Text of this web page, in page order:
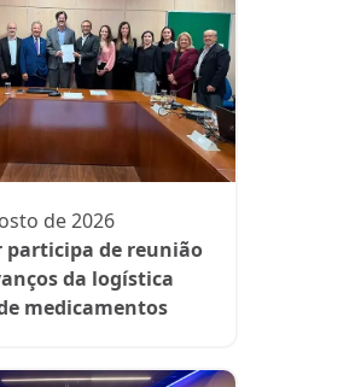
de 2026
participa de reunião
da logística
medicamentos